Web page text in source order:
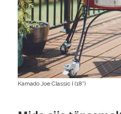
Kamado Joe Classic I (18”)